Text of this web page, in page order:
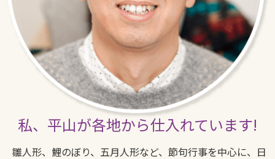
私、平山が各地から仕入れています!
雛人形、鯉のぼり、五月人形など、節句行事を中心に、日